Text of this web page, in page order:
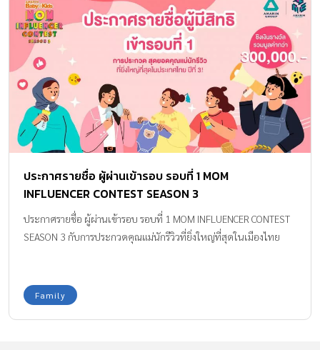
ประกาศรายชื่อ ผู้ผ่านเข้ารอบ รอบที่ 1 MOM
INFLUENCER CONTEST SEASON 3
ประกาศรายชื่อ ผู้ผ่านเข้ารอบ รอบที่ 1 MOM INFLUENCER CONTEST
SEASON 3 กับการประกวดคุณแม่นักรีวิวที่ยิ่งใหญ่ที่สุดในเมืองไทย
Family